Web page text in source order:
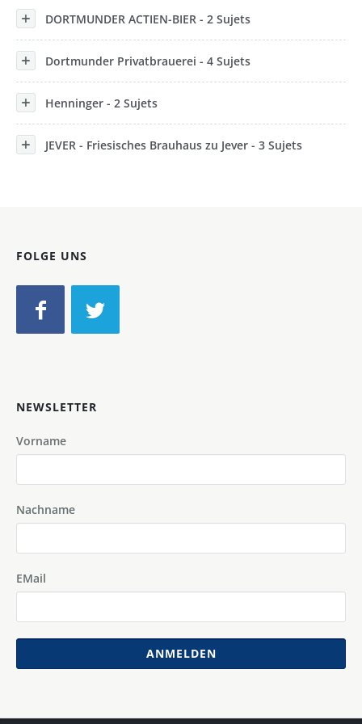
DORTMUNDER ACTIEN-BIER - 2 Sujets
Dortmunder Privatbrauerei - 4 Sujets
Henninger - 2 Sujets
JEVER - Friesisches Brauhaus zu Jever - 3 Sujets
FOLGE UNS
NEWSLETTER
Vorname
Nachname
EMail
ANMELDEN